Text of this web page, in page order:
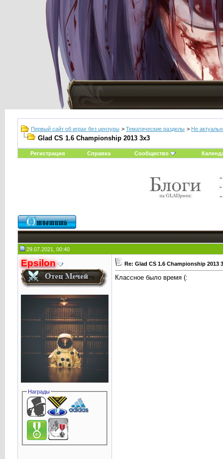
Первый сайт об играх без цензуры > Тематические разделы > Не
Glad CS 1.6 Championship 2013 3x3
Регистрация Справка Сообщество
29.07.2021, 00:40
Epsilon
Награды
Re: Glad CS 1.6 Championship 2013
Классное было время (: